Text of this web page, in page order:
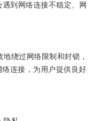
到网络连接不稳定、网
绕过网络限制和封锁，
连接，为用户提供良好